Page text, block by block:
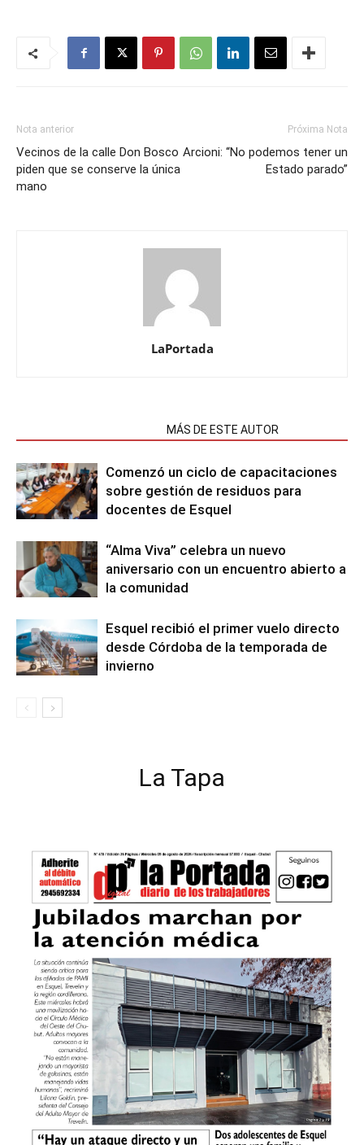
Nota anterior
Vecinos de la calle Don Bosco
piden que se conserve la única
mano
Próxima Nota
Arcioni: “No podemos tener un
Estado parado”
LaPortada
MÁS DE ESTE AUTOR
Comenzó un ciclo de capacitaciones
sobre gestión de residuos para
docentes de Esquel
“Alma Viva” celebra un nuevo
aniversario con un encuentro abierto a
la comunidad
Esquel recibió el primer vuelo directo
desde Córdoba de la temporada de
invierno
La Tapa